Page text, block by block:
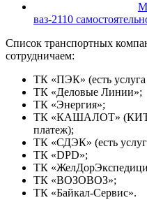
ваз-2110
Список транспортных
сотрудничаем:
ТК «ПЭК» (есть
ТК «Деловые Линии»;
ТК «Энергия»;
ТК «КАШАЛОТ» (КИТ)
платеж);
ТК «СДЭК» (есть
ТК «DPD»;
ТК
ТК «ВОЗОВОЗ»;
ТК «Байкал-Сервис».